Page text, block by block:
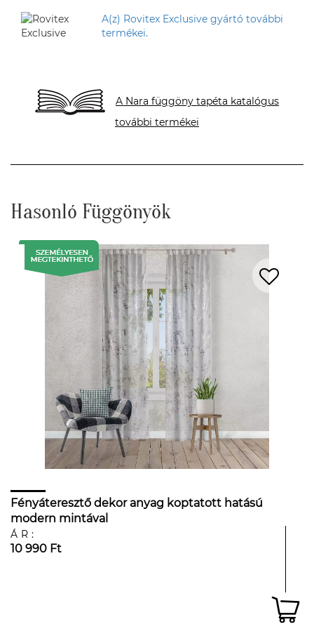
A(z) Rovitex Exclusive gyártó további
termékei.
A Nara függöny tapéta katalógus
további termékei
Hasonló Függönyök
Fényáteresztő dekor anyag koptatott hatású
modern mintával
ÁR:
10 990 Ft